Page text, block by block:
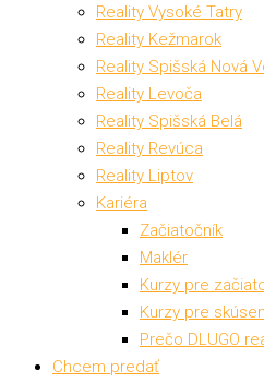
Reality Vysoké Tatry
Reality Kežmarok
Reality Spišská Nová
Reality Levoča
Reality Spišská Belá
Reality Revúca
Reality Liptov
Kariéra
Začiatočník
Maklér
Kurzy pre
Kurzy pre
Prečo DLUGO
Chcem predať